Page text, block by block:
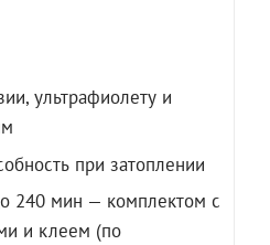
ультрафиолету и
при затоплении
240 мин — комплектом с
и клеем (по